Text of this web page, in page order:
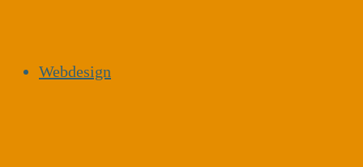
Webdesign